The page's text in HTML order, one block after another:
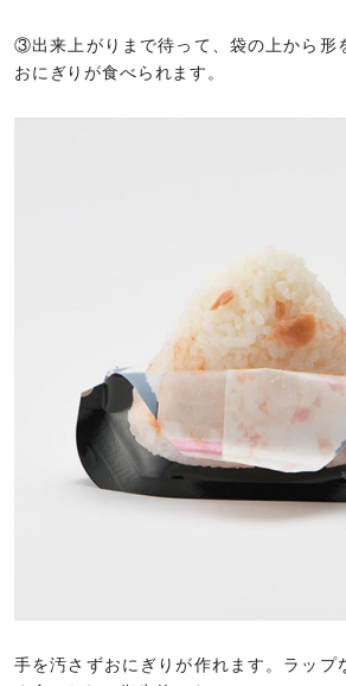
③出来上がりまで待って、袋の上から形
おにぎりが食べられます。
手を汚さずおにぎりが作れます。ラップ